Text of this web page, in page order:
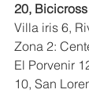
20,
Villa iris 6,
Zona 2:
El Porvenir
10, San